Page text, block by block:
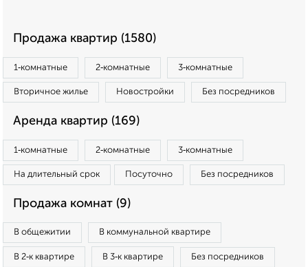
Продажа квартир (1580)
1‑комнатные 2‑комнатные 3‑комнатные
Вторичное жилье Новостройки Без посредников
Аренда квартир (169)
1‑комнатные 2‑комнатные 3‑комнатные
На длительный срок Посуточно Без посредников
Продажа комнат (9)
В общежитии В коммунальной квартире
В 2‑к квартире В 3‑к квартире Без посредников